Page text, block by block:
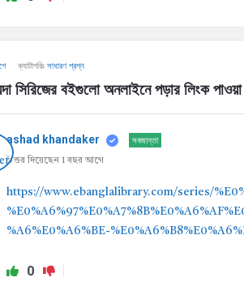
ক্যাটাগরিঃ সাধারণ প্রশ্ন
সিরিজের বইগুলো অনলাইনে পড়ার লিংক পাওয়া
ashad khandaker সবজান্তা
উত্তর দিয়েছেন 1 বছর আগে
https://www.ebanglalibrary.com/series/
%A6%E0%A6%BE-
0